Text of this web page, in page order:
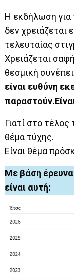
Η εκδήλωση για
δεν χρειάζεται
τελευταίας
Χρειάζεται
θεσμική
είναι ευθύνη
Γιατί στο τέλος
θέμα τύχης.
Είναι θέμα
Με βάση
είναι αυτή: